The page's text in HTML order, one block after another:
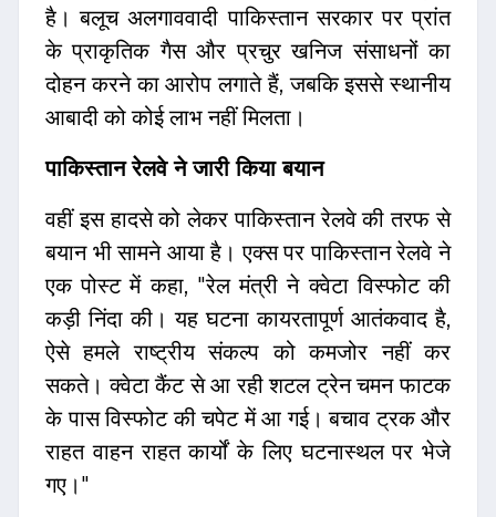
है। बलूच अलगाववादी पाकिस्तान सरकार पर प्रांत
के प्राकृतिक गैस और प्रचुर खनिज संसाधनों का
दोहन करने का आरोप लगाते हैं, जबकि इससे स्थानीय
आबादी को कोई लाभ नहीं मिलता।
पाकिस्तान रेलवे ने जारी किया बयान
वहीं इस हादसे को लेकर पाकिस्तान रेलवे की तरफ से
बयान भी सामने आया है। एक्स पर पाकिस्तान रेलवे ने
एक पोस्ट में कहा, "रेल मंत्री ने क्वेटा विस्फोट की
कड़ी निंदा की। यह घटना कायरतापूर्ण आतंकवाद है,
ऐसे हमले राष्ट्रीय संकल्प को कमजोर नहीं कर
सकते। क्वेटा कैंट से आ रही शटल ट्रेन चमन फाटक
के पास विस्फोट की चपेट में आ गई। बचाव ट्रक और
राहत वाहन राहत कार्यों के लिए घटनास्थल पर भेजे
गए।"